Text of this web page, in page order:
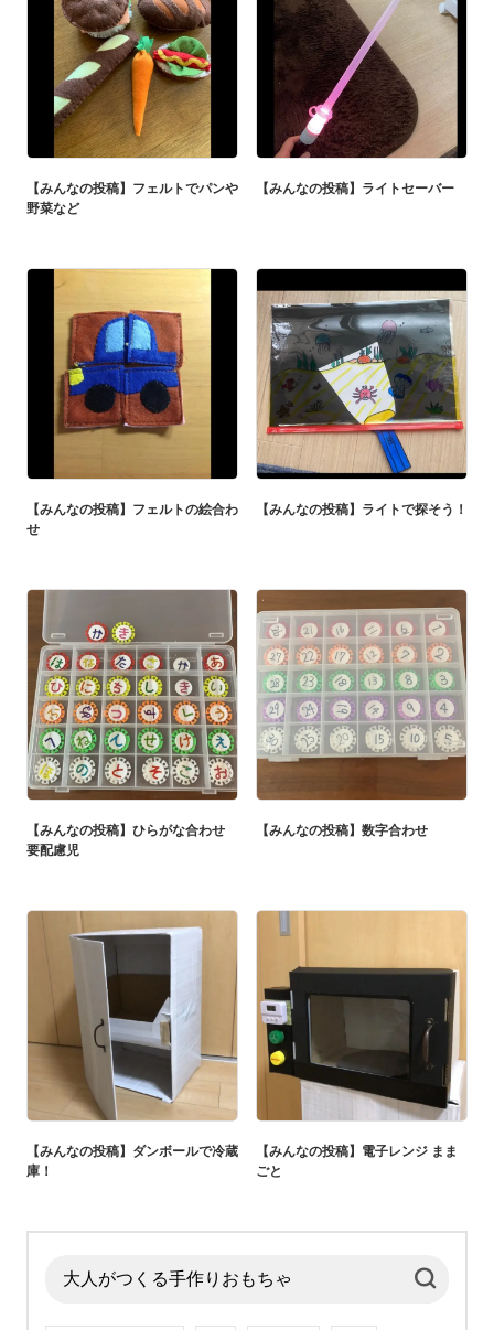
【みんなの投稿】フェルトでパンや
野菜など
【みんなの投稿】ライトセーバー
【みんなの投稿】フェルトの絵合わ
せ
【みんなの投稿】ライトで探そう！
【みんなの投稿】ひらがな合わせ
要配慮児
【みんなの投稿】数字合わせ
【みんなの投稿】ダンボールで冷蔵
庫！
【みんなの投稿】電子レンジ まま
ごと